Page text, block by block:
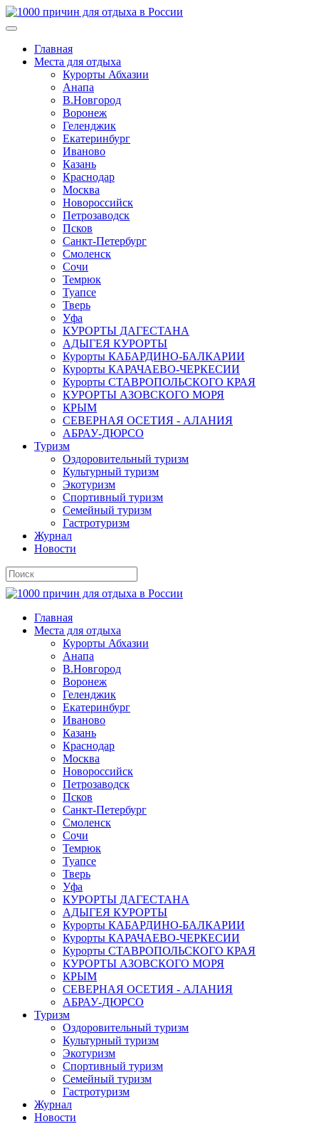
Главная
Места для отдыха
Курорты Абхазии
Анапа
В.Новгород
Воронеж
Геленджик
Екатеринбург
Иваново
Казань
Краснодар
Москва
Новороссийск
Петрозаводск
Псков
Санкт-Петербург
Смоленск
Сочи
Темрюк
Туапсе
Тверь
Уфа
КУРОРТЫ ДАГЕСТАНА
АДЫГЕЯ КУРОРТЫ
Курорты КАБАРДИНО-БАЛКАРИИ
Курорты КАРАЧАЕВО-ЧЕРКЕСИИ
Курорты СТАВРОПОЛЬСКОГО КРАЯ
КУРОРТЫ АЗОВСКОГО МОРЯ
КРЫМ
СЕВЕРНАЯ ОСЕТИЯ - АЛАНИЯ
АБРАУ-ДЮРСО
Туризм
Оздоровительный туризм
Культурный туризм
Экотуризм
Спортивный туризм
Семейный туризм
Гастротуризм
Журнал
Новости
Главная
Места для отдыха
Курорты Абхазии
Анапа
В.Новгород
Воронеж
Геленджик
Екатеринбург
Иваново
Казань
Краснодар
Москва
Новороссийск
Петрозаводск
Псков
Санкт-Петербург
Смоленск
Сочи
Темрюк
Туапсе
Тверь
Уфа
КУРОРТЫ ДАГЕСТАНА
АДЫГЕЯ КУРОРТЫ
Курорты КАБАРДИНО-БАЛКАРИИ
Курорты КАРАЧАЕВО-ЧЕРКЕСИИ
Курорты СТАВРОПОЛЬСКОГО КРАЯ
КУРОРТЫ АЗОВСКОГО МОРЯ
КРЫМ
СЕВЕРНАЯ ОСЕТИЯ - АЛАНИЯ
АБРАУ-ДЮРСО
Туризм
Оздоровительный туризм
Культурный туризм
Экотуризм
Спортивный туризм
Семейный туризм
Гастротуризм
Журнал
Новости